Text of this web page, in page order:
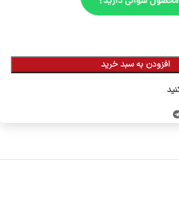
افزودن به سبد خرید